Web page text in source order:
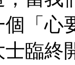
「心
臨終